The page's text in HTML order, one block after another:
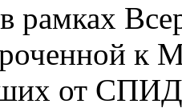
рамках
к
от